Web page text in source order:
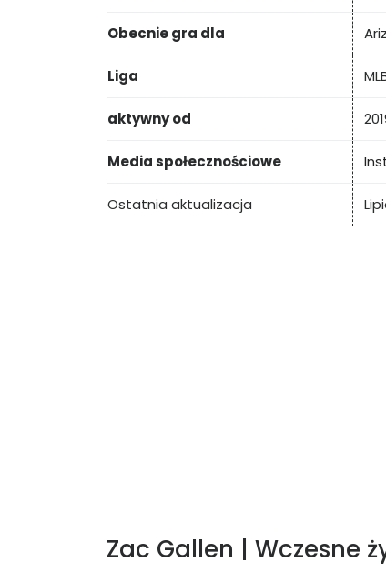
Obecnie gra dla
Liga
aktywny od
Media społecznościowe
Ostatnia aktualizacja
Zac Gallen | Wczesne